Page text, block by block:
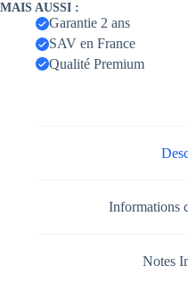
MAIS AUSSI :
Garantie 2 ans
SAV en France
Qualité Premium
Informations
Notes